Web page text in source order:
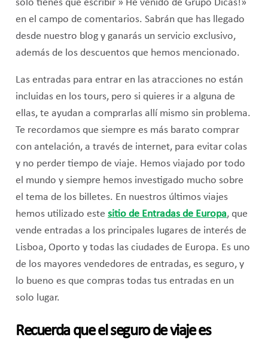
sólo tienes que escribir » He venido de Grupo Dicas!»
en el campo de comentarios. Sabrán que has llegado
desde nuestro blog y ganarás un servicio exclusivo,
además de los descuentos que hemos mencionado.
Las entradas para entrar en las atracciones no están
incluidas en los tours, pero si quieres ir a alguna de
ellas, te ayudan a comprarlas allí mismo sin problema.
Te recordamos que siempre es más barato comprar
con antelación, a través de internet, para evitar colas
y no perder tiempo de viaje. Hemos viajado por todo
el mundo y siempre hemos investigado mucho sobre
el tema de los billetes. En nuestros últimos viajes
hemos utilizado este sitio de Entradas de Europa, que
vende entradas a los principales lugares de interés de
Lisboa, Oporto y todas las ciudades de Europa. Es uno
de los mayores vendedores de entradas, es seguro, y
lo bueno es que compras todas tus entradas en un
solo lugar.
Recuerda que el seguro de viaje es